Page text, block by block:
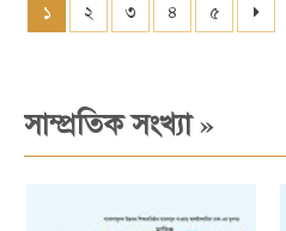
১ ২ ৩ ৪ ৫
সাম্প্রতিক সংখ্যা»